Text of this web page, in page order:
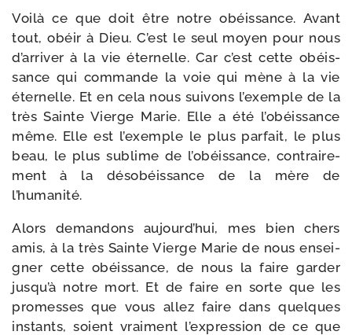
Voilà ce que doit être notre obéis­sance. Avant
tout, obéir à Dieu. C’est le seul moyen pour nous
d’arriver à la vie éter­nelle. Car c’est cette obéis­
sance qui com­mande la voie qui mène à la vie
éter­nelle. Et en cela nous sui­vons l’exemple de la
très Sainte Vierge Marie. Elle a été l’obéissance
même. Elle est l’exemple le plus par­fait, le plus
beau, le plus sublime de l’obéissance, contrai­re­
ment à la déso­béis­sance de la mère de
l’humanité.
Alors deman­dons aujourd’hui, mes bien chers
amis, à la très Sainte Vierge Marie de nous ensei­
gner cette obéis­sance, de nous la faire gar­der
jusqu’à notre mort. Et de faire en sorte que les
pro­messes que vous allez faire dans quelques
ins­tants, soient vrai­ment l’expression de ce que